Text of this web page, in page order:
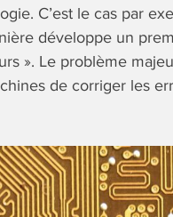
C’est le cas par
développe un
». Le problème
de corriger les